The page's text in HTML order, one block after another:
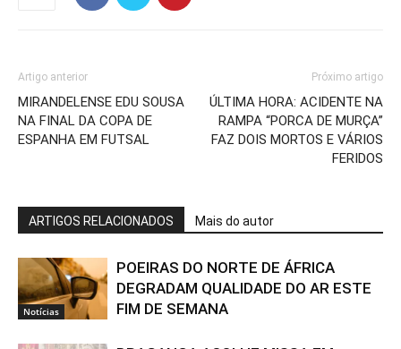
Artigo anterior
MIRANDELENSE EDU SOUSA
NA FINAL DA COPA DE
ESPANHA EM FUTSAL
Próximo artigo
ÚLTIMA HORA: ACIDENTE NA
RAMPA “PORCA DE MURÇA”
FAZ DOIS MORTOS E VÁRIOS
FERIDOS
ARTIGOS RELACIONADOS Mais do autor
Notícias
POEIRAS DO NORTE DE ÁFRICA
DEGRADAM QUALIDADE DO AR ESTE
FIM DE SEMANA